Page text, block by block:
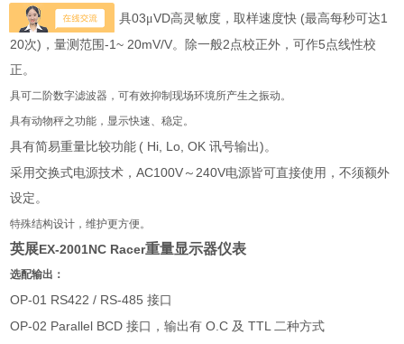
高性能
A/D转换器，具03μVD高灵敏度，取样速度快 (最高每秒可达1
20次) ，量测范围-1~ 20mV/V。除一般2 点校正外，可作5 点线性校
正。
具可二阶数字滤波器，可有效抑制现场环境所产生之振动。
具有动物秤之功能，显示快速、稳定。
具有简易重量比较功能 ( Hi, Lo, OK讯号输出)。
采用交换式电源技术，AC100V ～240V电源皆可直接使用，不须额外
设定。
特殊结构设计，维护更方便。
英展EX-2001NC Racer重量显示器仪表
选配输出：
OP-01 RS422 / RS-485接口
OP-02 Parallel BCD接口，输出有O.C 及TTL 二种方式